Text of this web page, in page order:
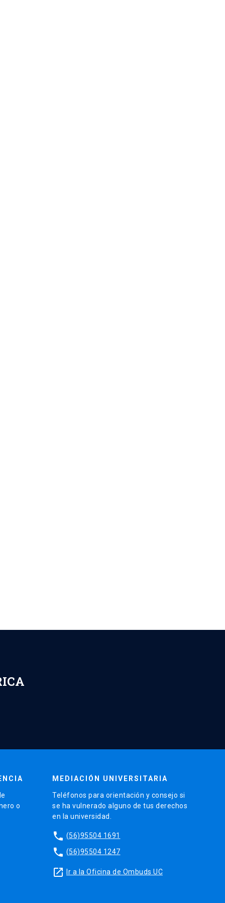
o
MEDIACIÓN UNIVERSITARIA
Teléfonos para orientación y consejo si
se ha vulnerado alguno de tus derechos
en la universidad.
phone (56)95504 1691
phone (56)95504 1247
launch Ir a la Oficina de Ombuds UC